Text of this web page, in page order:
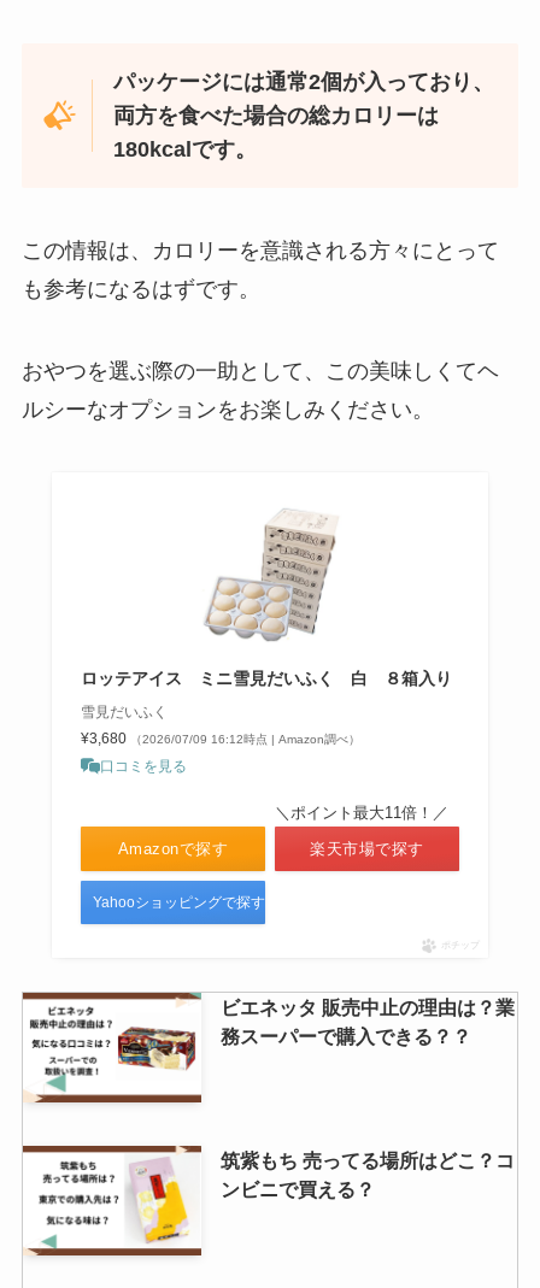
パッケージには通常2個が入っており、
両方を食べた場合の総カロリーは
180kcalです。
この情報は、カロリーを意識される方々にとって
も参考になるはずです。
おやつを選ぶ際の一助として、この美味しくてヘ
ルシーなオプションをお楽しみください。
ロッテアイス ミニ雪見だいふく 白 ８箱入り
雪見だいふく
¥3,680
（2026/07/09 16:12時点 | Amazon調べ）
口コミを見る
Amazonで探す
＼ポイント最大11倍！／
楽天市場で探す
Yahooショッピングで探す
ポチップ
ビエネッタ 販売中止の理由は？業
務スーパーで購入できる？？
筑紫もち 売ってる場所はどこ？コ
ンビニで買える？